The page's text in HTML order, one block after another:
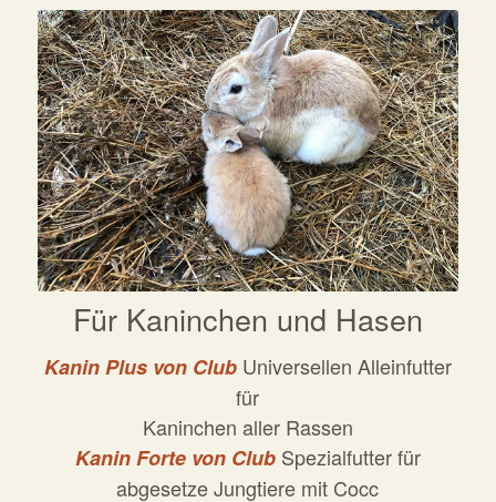
Für Kaninchen und Hasen
Kanin Plus von Club Universellen Alleinfutter
für
Kaninchen aller Rassen
Kanin Forte von Club Spezialfutter für
abgesetze Jungtiere mit Cocc